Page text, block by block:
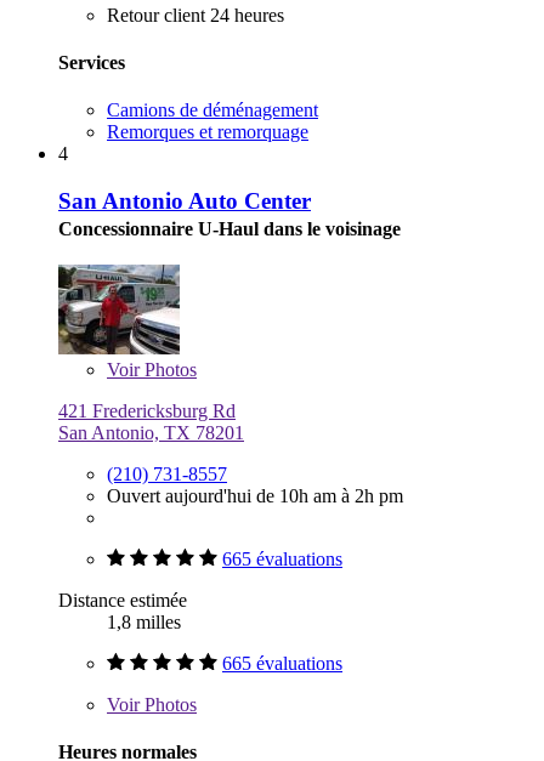
Retour client 24 heures
Services
Camions de déménagement
Remorques et remorquage
4
San Antonio Auto Center
Concessionnaire U-Haul dans le voisinage
VoirPhotos
421 Fredericksburg Rd
San Antonio, TX 78201
(210) 731-8557
Ouvert aujourd'hui de 10h am à 2h pm
665 évaluations
Distance estimée
1,8 milles
665 évaluations
VoirPhotos
Heures normales